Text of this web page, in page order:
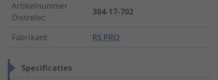
Artikelnummer
Distrelec:
304-17-702
Fabrikant: RS PRO
Specificaties